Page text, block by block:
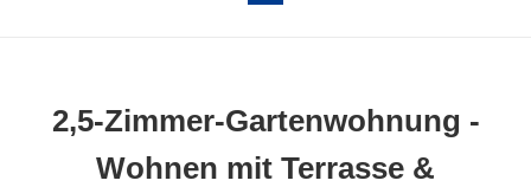
2,5-Zimmer-Gartenwohnung -
Wohnen mit Terrasse &